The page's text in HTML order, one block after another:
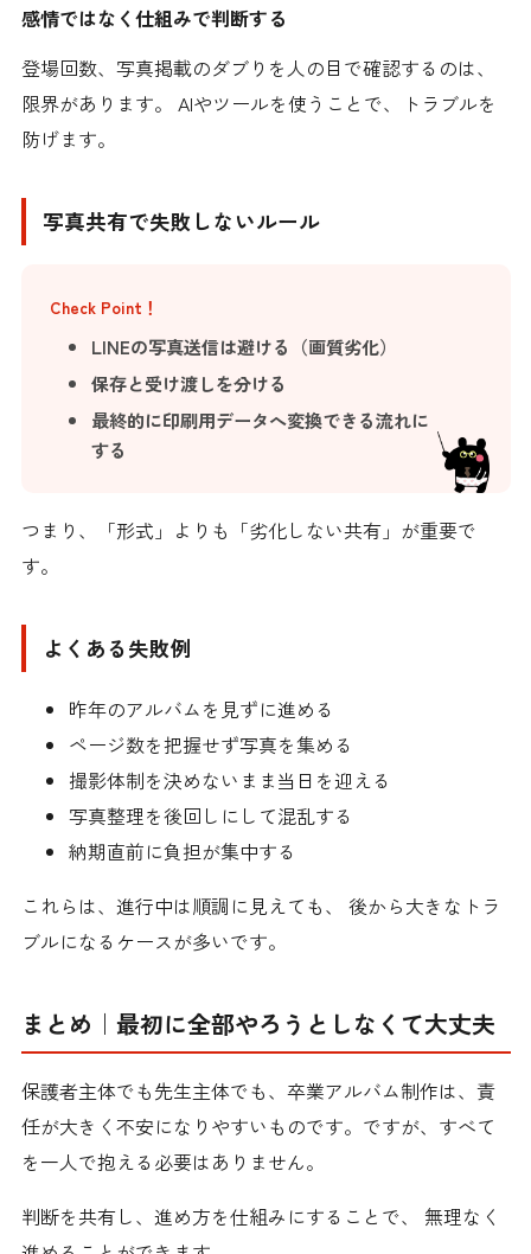
感情ではなく仕組みで判断する
登場回数、写真掲載のダブりを人の目で確認するのは、
限界があります。 AIやツールを使うことで、トラブルを
防げます。
写真共有で失敗しないルール
Check Point！
LINEの写真送信は避ける（画質劣化）
保存と受け渡しを分ける
最終的に印刷用データへ変換できる流れに
する
つまり、「形式」よりも「劣化しない共有」が重要で
す。
よくある失敗例
昨年のアルバムを見ずに進める
ページ数を把握せず写真を集める
撮影体制を決めないまま当日を迎える
写真整理を後回しにして混乱する
納期直前に負担が集中する
これらは、進行中は順調に見えても、 後から大きなトラ
ブルになるケースが多いです。
まとめ｜最初に全部やろうとしなくて大丈夫
保護者主体でも先生主体でも、卒業アルバム制作は、責
任が大きく不安になりやすいものです。ですが、すべて
を一人で抱える必要はありません。
判断を共有し、進め方を仕組みにすることで、 無理なく